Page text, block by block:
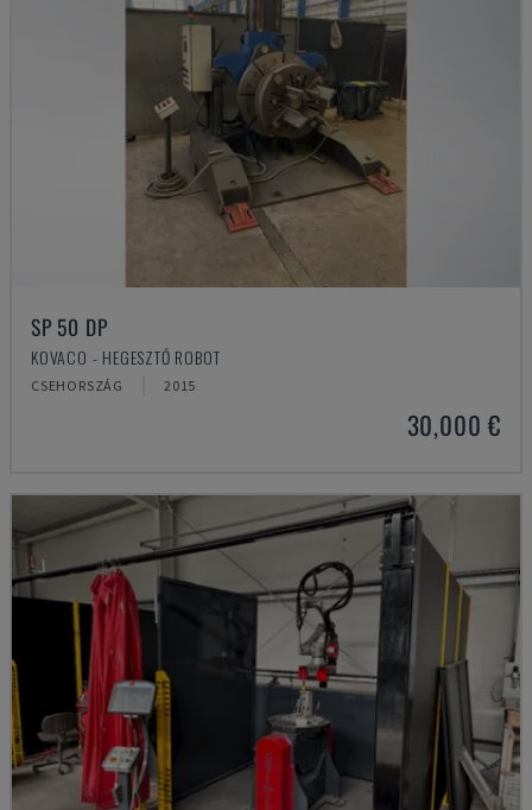
SP 50 DP
KOVACO - HEGESZTŐ ROBOT
CSEHORSZÁG 2015
30,000 €